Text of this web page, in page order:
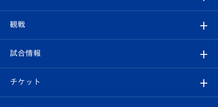
クラブ
試合情報
クラブ概要
エンブレム紹介
観戦
観戦ルール
はじめての観戦ガイド
試合情報
試合日程/結果
チケット